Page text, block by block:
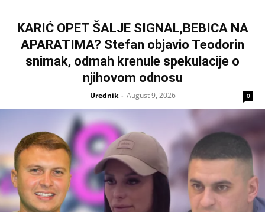
KARIĆ OPET ŠALJE SIGNAL,BEBICA NA
APARATIMA? Stefan objavio Teodorin
snimak, odmah krenule spekulacije o
njihovom odnosu
Urednik - August 9, 2026 0